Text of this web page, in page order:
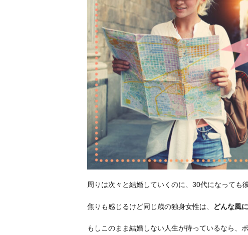
周りは次々と結婚していくのに、30代になっても
焦りも感じるけど同じ歳の独身女性は、 どんな風
もしこのまま結婚しない人生が待っているなら、